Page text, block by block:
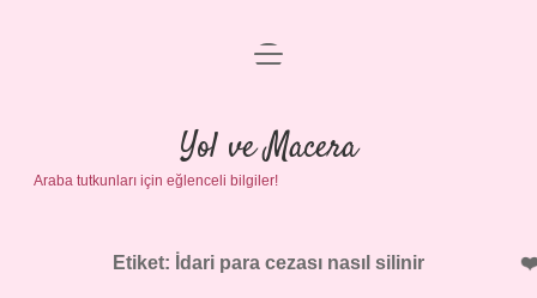
Anasayfa
Gizlilik Politikası
Yasal Uyarı
menüyü
Yol ve Macera
Araba tutkunları için eğlenceli bilgiler!
Etiket: İdari para cezası nasıl silinir